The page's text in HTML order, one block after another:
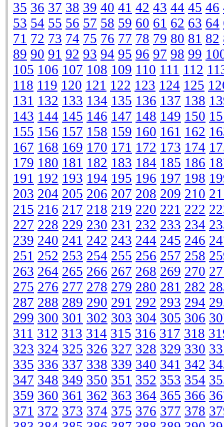
35 36 37 38 39 40 41 42 43 44 45 46
53 54 55 56 57 58 59 60 61 62 63 64
71 72 73 74 75 76 77 78 79 80 81 82
89 90 91 92 93 94 95 96 97 98 99
105 106 107 108 109 110 111 112
118 119 120 121 122 123 124 125
131 132 133 134 135 136 137 138
143 144 145 146 147 148 149 150
155 156 157 158 159 160 161 162
167 168 169 170 171 172 173 174
179 180 181 182 183 184 185 186
191 192 193 194 195 196 197 198
203 204 205 206 207 208 209 210
215 216 217 218 219 220 221 222
227 228 229 230 231 232 233 234
239 240 241 242 243 244 245 246
251 252 253 254 255 256 257 258
263 264 265 266 267 268 269 270
275 276 277 278 279 280 281 282
287 288 289 290 291 292 293 294
299 300 301 302 303 304 305 306
311 312 313 314 315 316 317 318
323 324 325 326 327 328 329 330
335 336 337 338 339 340 341 342
347 348 349 350 351 352 353 354
359 360 361 362 363 364 365 366
371 372 373 374 375 376 377 378